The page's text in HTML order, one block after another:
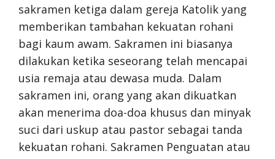
sakramen ketiga dalam gereja Katolik yang
memberikan tambahan kekuatan rohani
bagi kaum awam. Sakramen ini biasanya
dilakukan ketika seseorang telah mencapai
usia remaja atau dewasa muda. Dalam
sakramen ini, orang yang akan dikuatkan
akan menerima doa-doa khusus dan minyak
suci dari uskup atau pastor sebagai tanda
kekuatan rohani. Sakramen Penguatan atau